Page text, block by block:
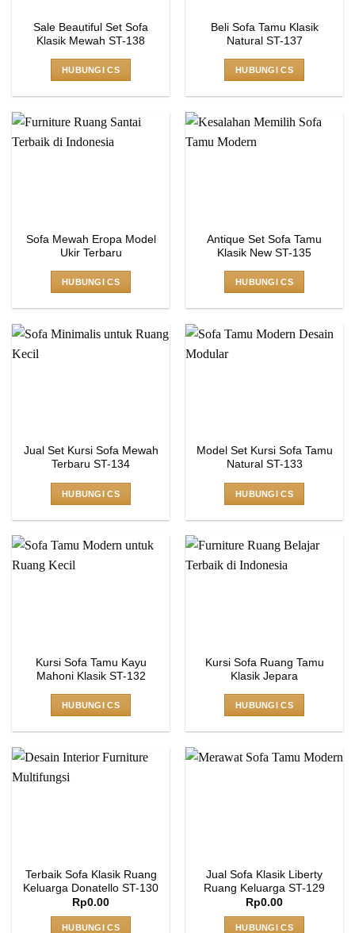
Sale Beautiful Set Sofa
Klasik Mewah ST-138
HUBUNGI CS
Beli Sofa Tamu Klasik
Natural ST-137
HUBUNGI CS
Sofa Mewah Eropa Model
Ukir Terbaru
HUBUNGI CS
Antique Set Sofa Tamu
Klasik New ST-135
HUBUNGI CS
Jual Set Kursi Sofa Mewah
Terbaru ST-134
HUBUNGI CS
Model Set Kursi Sofa Tamu
Natural ST-133
HUBUNGI CS
Kursi Sofa Tamu Kayu
Mahoni Klasik ST-132
HUBUNGI CS
Kursi Sofa Ruang Tamu
Klasik Jepara
HUBUNGI CS
Terbaik Sofa Klasik Ruang
Keluarga Donatello ST-130
Rp0.00
HUBUNGI CS
Jual Sofa Klasik Liberty
Ruang Keluarga ST-129
Rp0.00
HUBUNGI CS